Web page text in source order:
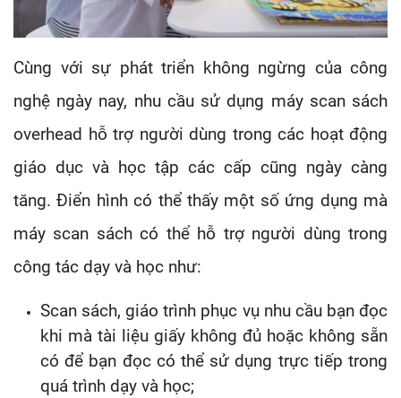
Cùng với sự phát triển không ngừng của công
nghệ ngày nay, nhu cầu sử dụng máy scan sách
overhead hỗ trợ người dùng trong các hoạt động
giáo dục và học tập các cấp cũng ngày càng
tăng. Điển hình có thể thấy một số ứng dụng mà
máy scan sách có thể hỗ trợ người dùng trong
công tác dạy và học như:
Scan sách, giáo trình phục vụ nhu cầu bạn đọc
khi mà tài liệu giấy không đủ hoặc không sẵn
có để bạn đọc có thể sử dụng trực tiếp trong
quá trình dạy và học;